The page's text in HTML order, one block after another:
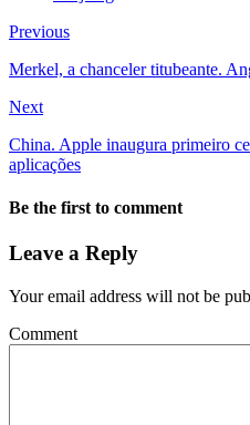
Previous
Merkel, a chanceler titubeante.
Next
China. Apple inaugura primeiro
aplicações
Be the first to comment
Leave a Reply
Your email address will not be
Comment